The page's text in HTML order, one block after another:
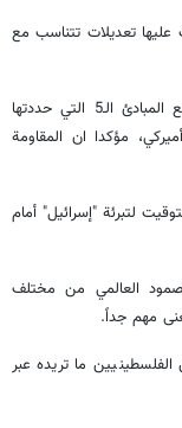
تعديلات تتناسب مع
وتابع الامين العام: خطة ترامب في الواقع تتوافق مع المبادئ الـ5 التي حددتها
مؤكدا ان المقاومة
لتبرئة "إسرائيل" أمام
العالمي من مختلف
مهم جداً.
ما تريده عبر